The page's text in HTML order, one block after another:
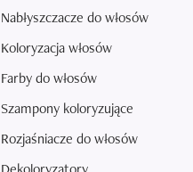
Nabłyszczacze do włosów
Koloryzacja włosów
Farby do włosów
Szampony koloryzujące
Rozjaśniacze do włosów